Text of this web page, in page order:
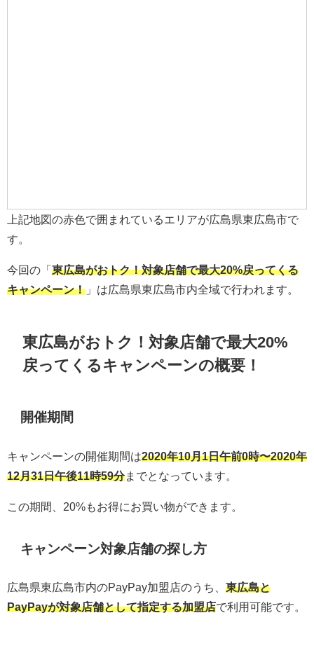
上記地図の赤色で囲まれているエリアが広島県東広島市で
す。
今回の「 東広島がおトク！対象店舗で最大20%戻ってくる
キャンペーン！ 」は広島県東広島市内全域で行われます。
東広島がおトク！対象店舗で最大20%
戻ってくるキャンペーンの概要！
開催期間
キャンペーンの開催期間は2020年10月1日午前0時〜2020年
12月31日午後11時59分までとなっています。
この期間、20%もお得にお買い物ができます。
キャンペーン対象店舗の探し方
広島県東広島市内のPayPay加盟店のうち、 東広島と
PayPayが対象店舗として指定する加盟店で利用可能です。